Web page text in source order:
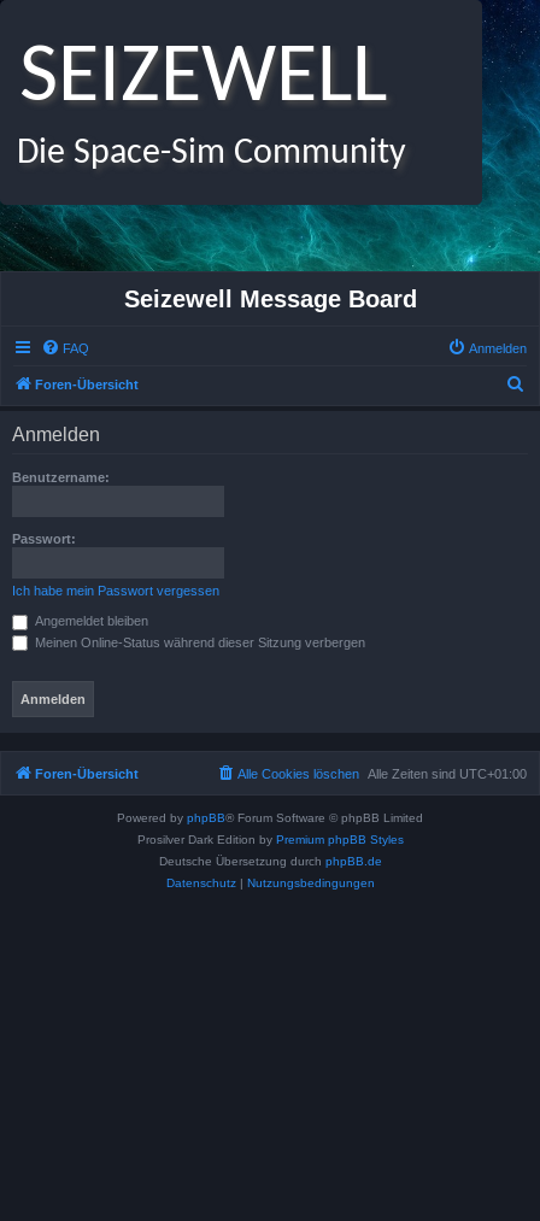
SEIZEWELL
Die Space-Sim Community
Seizewell Message Board
FAQ Anmelden
Foren-Übersicht
Anmelden
Benutzername:
Passwort:
Ich habe mein Passwort vergessen
Angemeldet bleiben
Meinen Online-Status während dieser Sitzung verbergen
Foren-Übersicht Alle Zeiten sind UTC+01:00
Alle Cookies löschen
Powered by phpBB® Forum Software © phpBB Limited
Prosilver Dark Edition by Premium phpBB Styles
Deutsche Übersetzung durch phpBB.de
Datenschutz| Nutzungsbedingungen